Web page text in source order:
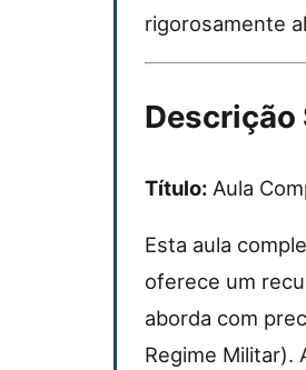
rigorosamente
Descrição
Título: Aula
Esta aula
oferece um
aborda com
Regime Militar).